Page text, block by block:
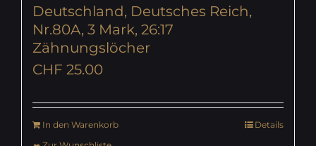
Deutschland, Deutsches Reich,
Nr.80A, 3 Mark, 26:17
Zähnungslöcher
CHF 25.00
In den Warenkorb
Details